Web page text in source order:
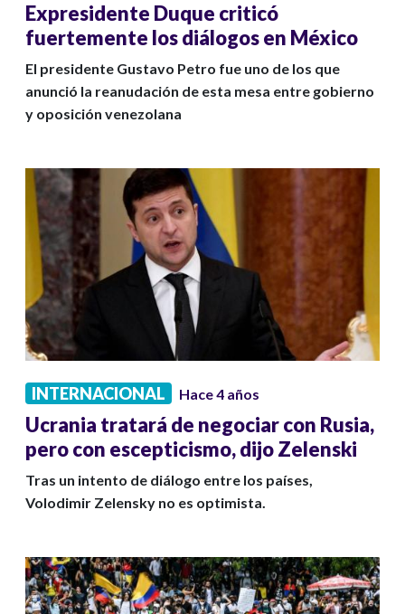
Expresidente Duque criticó
fuertemente los diálogos en México
El presidente Gustavo Petro fue uno de los que
anunció la reanudación de esta mesa entre gobierno
y oposición venezolana
INTERNACIONAL Hace 4 años
Ucrania tratará de negociar con Rusia,
pero con escepticismo, dijo Zelenski
Tras un intento de diálogo entre los países,
Volodimir Zelensky no es optimista.